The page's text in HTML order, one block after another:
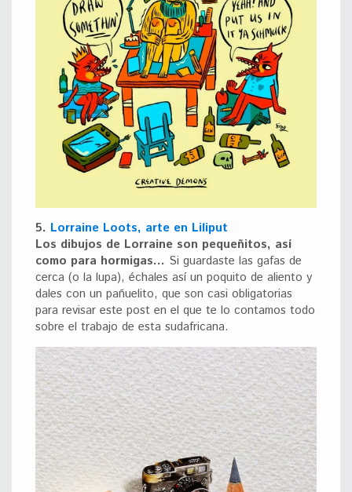
5. Lorraine Loots, arte en Liliput
Los dibujos de Lorraine son pequeñitos, así
como para hormigas… Si guardaste las gafas de
cerca (o la lupa), échales así un poquito de aliento y
dales con un pañuelito, que son casi obligatorias
para revisar este post en el que te lo contamos todo
sobre el trabajo de esta sudafricana.